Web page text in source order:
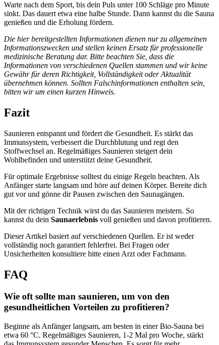
Warte nach dem Sport, bis dein Puls unter 100 Schläge pro Minute
sinkt. Das dauert etwa eine halbe Stunde. Dann kannst du die Sauna
genießen und die Erholung fördern.
Die hier bereitgestellten Informationen dienen nur zu allgemeinen
Informationszwecken und stellen keinen Ersatz für professionelle
medizinische Beratung dar. Bitte beachten Sie, dass die
Informationen von verschiedenen Quellen stammen und wir keine
Gewähr für deren Richtigkeit, Vollständigkeit oder Aktualität
übernehmen können. Sollten Falschinformationen enthalten sein,
bitten wir um einen kurzen Hinweis.
Fazit
Saunieren entspannt und fördert die Gesundheit. Es stärkt das
Immunsystem, verbessert die Durchblutung und regt den
Stoffwechsel an. Regelmäßiges Saunieren steigert dein
Wohlbefinden und unterstützt deine Gesundheit.
Für optimale Ergebnisse solltest du einige Regeln beachten. Als
Anfänger starte langsam und höre auf deinen Körper. Bereite dich
gut vor und gönne dir Pausen zwischen den Saunagängen.
Mit der richtigen Technik wirst du das Saunieren meistern. So
kannst du dein Saunaerlebnis voll genießen und davon profitieren.
Dieser Artikel basiert auf verschiedenen Quellen. Er ist weder
vollständig noch garantiert fehlerfrei. Bei Fragen oder
Unsicherheiten konsultiere bitte einen Arzt oder Fachmann.
FAQ
Wie oft sollte man saunieren, um von den
gesundheitlichen Vorteilen zu profitieren?
Beginne als Anfänger langsam, am besten in einer Bio-Sauna bei
etwa 60 °C. Regelmäßiges Saunieren, 1-2 Mal pro Woche, stärkt